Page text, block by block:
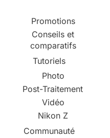
Promotions
Conseils et
comparatifs
Tutoriels
Photo
Post-Traitement
Vidéo
Nikon Z
Communauté